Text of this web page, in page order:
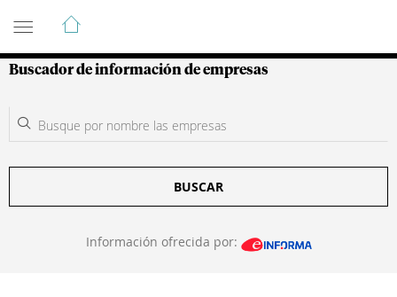
Guía de Empresas Colombianas
Buscador de información de empresas
BUSCAR
Información ofrecida por: